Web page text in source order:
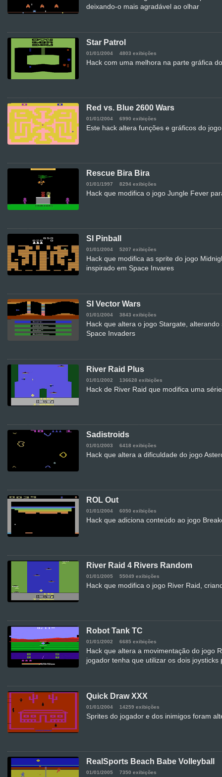
deixando-o mais agradável ao olhar
Star Patrol
01/01/2004 4803 exibições
Hack com uma melhora na parte gráfica
Red vs. Blue 2600 Wars
01/01/2004 6990 exibições
Este hack altera funções e gráficos do
Rescue Bira Bira
01/01/1997 8294 exibições
Hack que modifica o jogo Jungle Fever
SI Pinball
01/01/2004 5207 exibições
Hack que modifica as sprite do jogo
inspirado em Space Invares
SI Vector Wars
01/01/2004 3843 exibições
Hack que altera o jogo Stargate,
Space Invaders
River Raid Plus
01/01/2002 136628 exibições
Hack de River Raid que modifica uma
Sadistroids
01/01/2003 6418 exibições
Hack que altera a dificuldade do jogo
ROL Out
01/01/2004 6050 exibições
Hack que adiciona conteúdo ao jogo
River Raid 4 Rivers Random
01/01/2005 55049 exibições
Hack que modifica o jogo River Raid,
Robot Tank TC
01/01/2002 6685 exibições
Hack que altera a movimentação do jogo
jogador tenha que utilizar os dois joysticks
Quick Draw XXX
01/01/2004 14259 exibições
Sprites do jogador e dos inimigos foram
RealSports Beach Babe Volleyball
01/01/2005 7350 exibições